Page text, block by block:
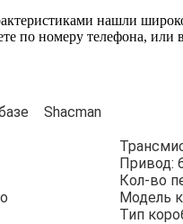
нашли
по номеру телефона, или
Shacman
Привод:
Кол-во
Модель
Тип